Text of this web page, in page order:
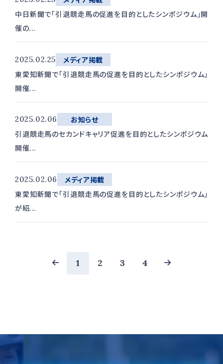
中日新聞で「引退競走馬の促進を目的としたシンポジウム」開
催の...
2025.02.25
メディア掲載
東愛知新聞で「引退競走馬の促進を目的としたシンポジウム」
開催...
2025.02.06
お知らせ
引退競走馬のセカンドキャリア促進を目的としたシンポジウム
開催...
2025.02.06
メディア掲載
東愛知新聞で「引退競走馬の促進を目的としたシンポジウム」
が紹...
1 2 3 4